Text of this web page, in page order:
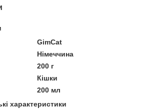
GimCat
Німеччина
200 г
Кішки
200 мл
характеристики